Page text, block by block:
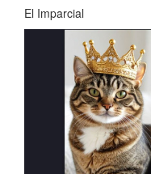
El Imparcial